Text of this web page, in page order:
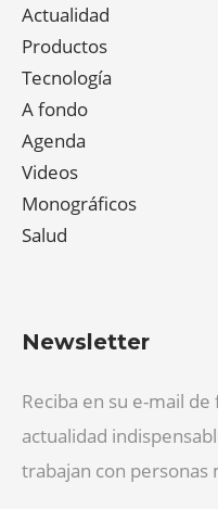
Actualidad
Productos
Tecnología
A fondo
Agenda
Videos
Monográficos
Salud
Newsletter
Reciba en su e-mail
actualidad
trabajan con personas